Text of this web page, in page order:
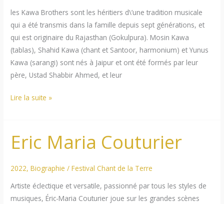
les Kawa Brothers sont les héritiers d\’une tradition musicale
qui a été transmis dans la famille depuis sept générations, et
qui est originaire du Rajasthan (Gokulpura). Mosin Kawa
(tablas), Shahid Kawa (chant et Santoor, harmonium) et Yunus
Kawa (sarangi) sont nés à Jaipur et ont été formés par leur
père, Ustad Shabbir Ahmed, et leur
Kawa
Lire la suite »
Eric Maria Couturier
2022,Biographie /Festival Chant de la Terre
Artiste éclectique et versatile, passionné par tous les styles de
musiques, Éric-Maria Couturier joue sur les grandes scènes